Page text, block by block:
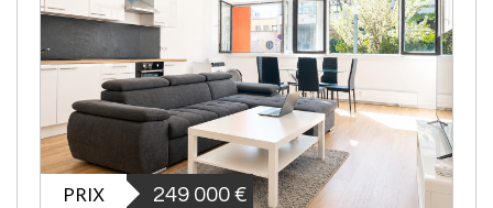
PRIX 249 000 €